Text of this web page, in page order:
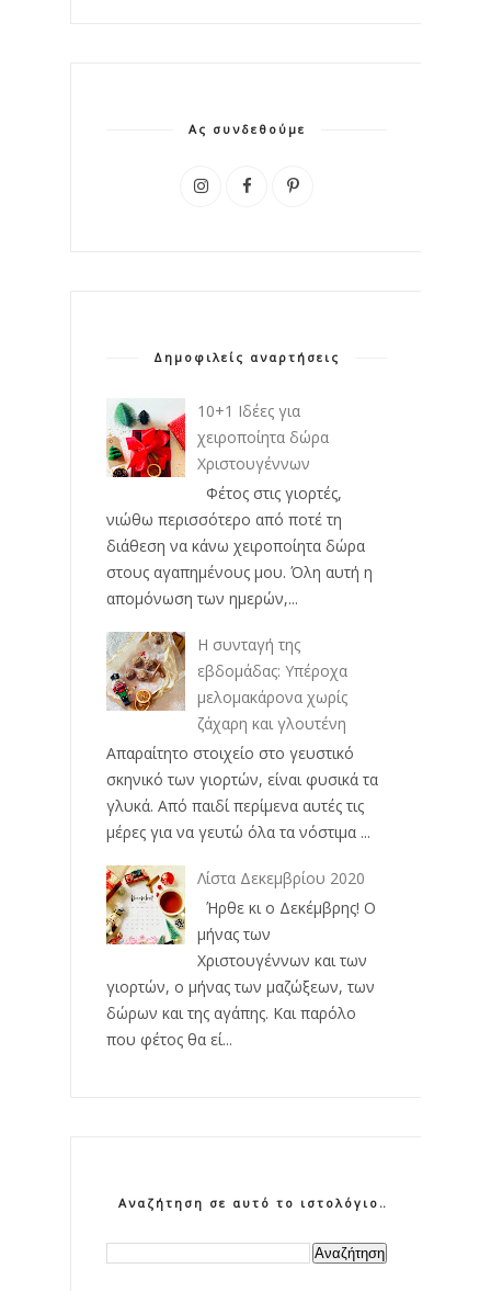
Ας συνδεθούμε
Δημοφιλείς αναρτήσεις
10+1 Ιδέες για
χειροποίητα δώρα
Χριστουγέννων
Φέτος στις γιορτές,
νιώθω περισσότερο από ποτέ τη
διάθεση να κάνω χειροποίητα δώρα
στους αγαπημένους μου. Όλη αυτή η
απομόνωση των ημερών,...
Η συνταγή της
εβδομάδας: Υπέροχα
μελομακάρονα χωρίς
ζάχαρη και γλουτένη
Απαραίτητο στοιχείο στο γευστικό
σκηνικό των γιορτών, είναι φυσικά τα
γλυκά. Από παιδί περίμενα αυτές τις
μέρες για να γευτώ όλα τα νόστιμα ...
Λίστα Δεκεμβρίου 2020
Ήρθε κι ο Δεκέμβρης! Ο
μήνας των
Χριστουγέννων και των
γιορτών, ο μήνας των μαζώξεων, των
δώρων και της αγάπης. Και παρόλο
που φέτος θα εί...
Αναζήτηση σε αυτό το ιστολόγιο